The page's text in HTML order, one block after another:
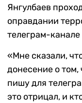
Янгулбаев
оправдании
телеграм-канале
«Мне сказали,
донесение о
пишу для
это отрицал, и